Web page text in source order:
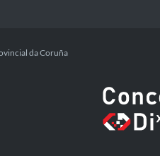
da Coruña